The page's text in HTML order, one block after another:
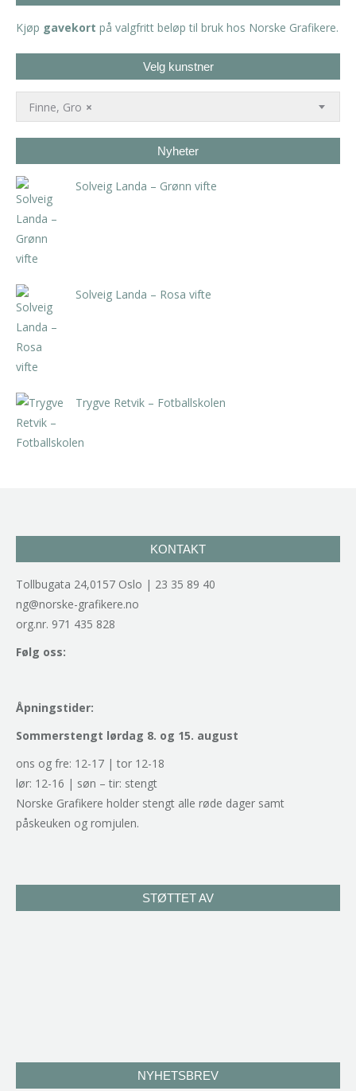
Kjøp gavekort på valgfritt beløp til bruk hos Norske Grafikere.
Velg kunstner
×
Finne, Gro
Nyheter
Solveig Landa – Grønn vifte
Solveig Landa – Rosa vifte
Trygve Retvik – Fotballskolen
KONTAKT
Tollbugata 24,0157 Oslo | 23 35 89 40
ng@norske-grafikere.no
org.nr. 971 435 828
Følg oss:
Åpningstider:
Sommerstengt lørdag 8. og 15. august
ons og fre: 12-17 | tor 12-18
lør: 12-16 | søn – tir: stengt
Norske Grafikere holder stengt alle røde dager samt
påskeuken og romjulen.
STØTTET AV
NYHETSBREV